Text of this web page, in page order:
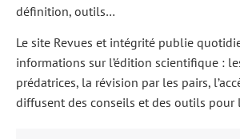
définition, outils…
Le site Revues et intégrité publie
informations sur l’édition scientifique :
prédatrices, la révision par les pairs,
diffusent des conseils et des outils pour